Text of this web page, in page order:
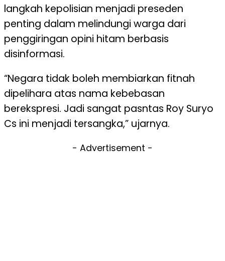
langkah kepolisian menjadi preseden
penting dalam melindungi warga dari
penggiringan opini hitam berbasis
disinformasi.
“Negara tidak boleh membiarkan fitnah
dipelihara atas nama kebebasan
berekspresi. Jadi sangat pasntas Roy Suryo
Cs ini menjadi tersangka,” ujarnya.
- Advertisement -